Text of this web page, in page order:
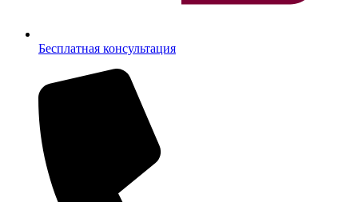
Бесплатная консультация